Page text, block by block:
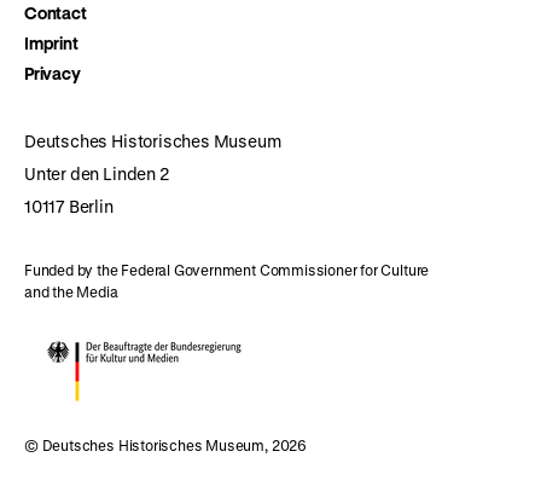
Contact
Imprint
Privacy
Deutsches Historisches Museum
Unter den Linden 2
10117 Berlin
Funded by the Federal Government Commissioner for Culture
and the Media
© Deutsches Historisches Museum, 2026